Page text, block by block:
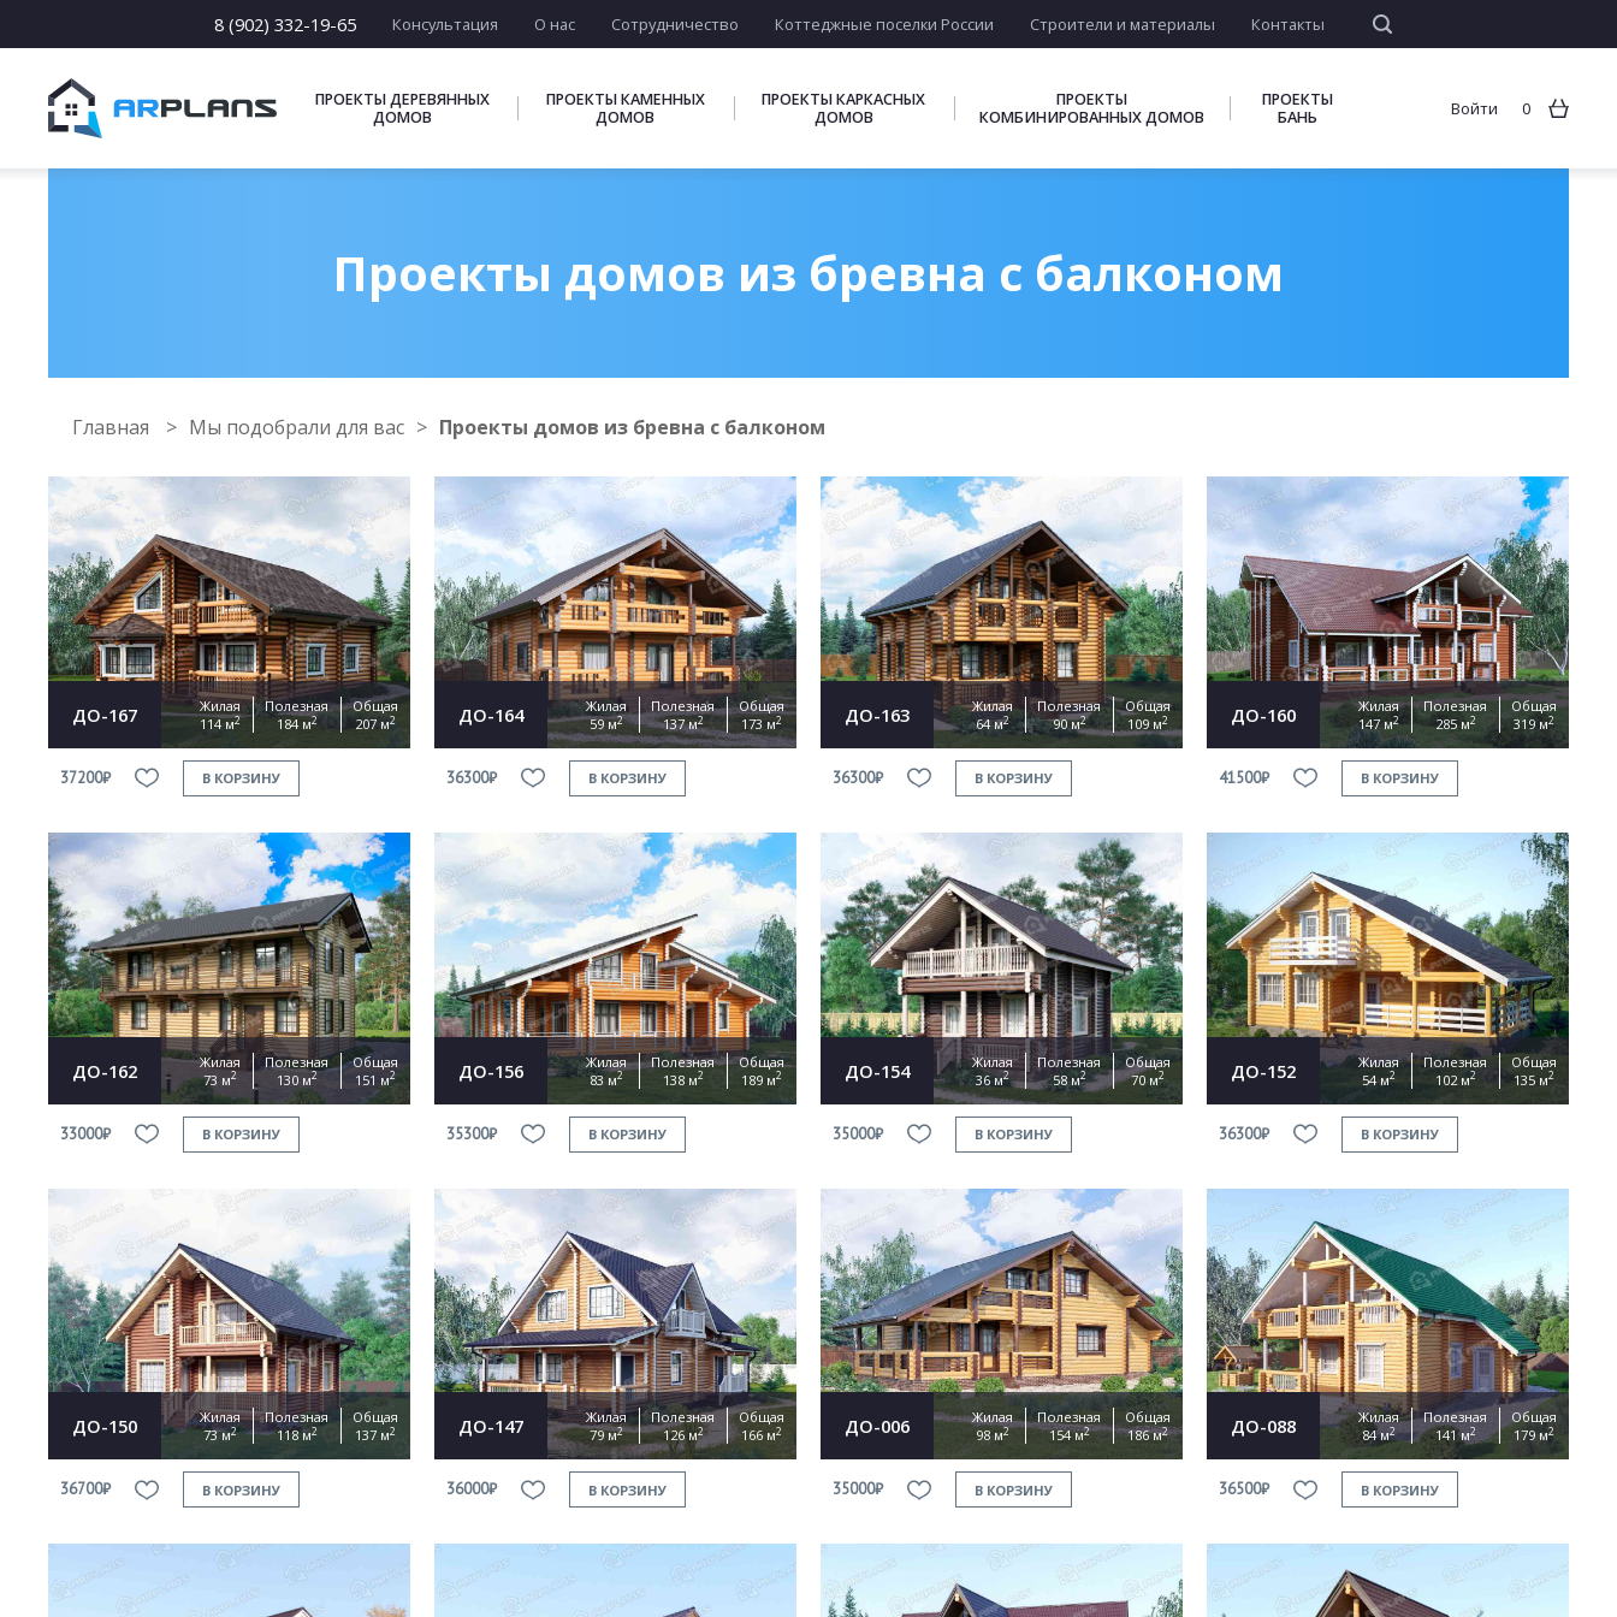
8 (902) 332-19-65 Консультация О нас Сотрудничество Коттеджные поселки России Строители и материалы Контакты
ПРОЕКТЫ ДЕРЕВЯННЫХ
ДОМОВ
ПРОЕКТЫ КАМЕННЫХ
ДОМОВ
ПРОЕКТЫ КАРКАСНЫХ
ДОМОВ
ПРОЕКТЫ
КОМБИНИРОВАННЫХ ДОМОВ
ПРОЕКТЫ
БАНЬ
Войти 0
Проекты домов из бревна с балконом
Главная Мы подобрали для вас Проекты домов из бревна с балконом
ДО-167
Жилая
114 м2
Полезная
184 м2
Общая
207 м2
37200₽ В КОРЗИНУ
ДО-164
Жилая
59 м2
Полезная
137 м2
Общая
173 м2
36300₽ В КОРЗИНУ
ДО-163
Жилая
64 м2
Полезная
90 м2
Общая
109 м2
36300₽ В КОРЗИНУ
ДО-160
Жилая
147 м2
Полезная
285 м2
Общая
319 м2
41500₽ В КОРЗИНУ
ДО-162
Жилая
73 м2
Полезная
130 м2
Общая
151 м2
33000₽ В КОРЗИНУ
ДО-156
Жилая
83 м2
Полезная
138 м2
Общая
189 м2
35300₽ В КОРЗИНУ
ДО-154
Жилая
36 м2
Полезная
58 м2
Общая
70 м2
35000₽ В КОРЗИНУ
ДО-152
Жилая
54 м2
Полезная
102 м2
Общая
135 м2
36300₽ В КОРЗИНУ
ДО-150
Жилая
73 м2
Полезная
118 м2
Общая
137 м2
36700₽ В КОРЗИНУ
ДО-147
Жилая
79 м2
Полезная
126 м2
Общая
166 м2
36000₽ В КОРЗИНУ
ДО-006
Жилая
98 м2
Полезная
154 м2
Общая
186 м2
35000₽ В КОРЗИНУ
ДО-088
Жилая
84 м2
Полезная
141 м2
Общая
179 м2
36500₽ В КОРЗИНУ